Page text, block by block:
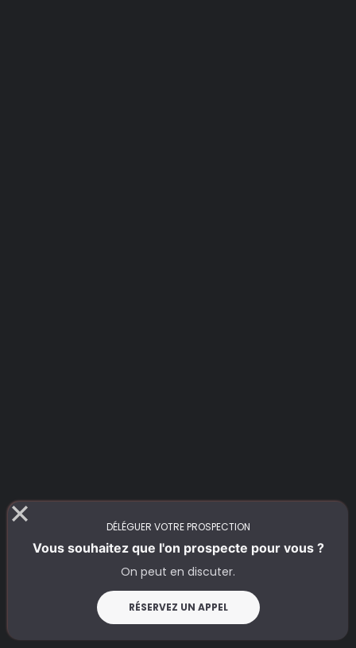
DÉLÉGUER VOTRE PROSPECTION
Vous souhaitez que l'on prospecte pour vous ?
On peut en discuter.
RÉSERVEZ UN APPEL